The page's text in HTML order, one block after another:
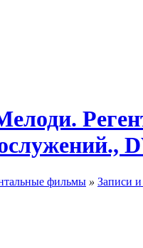
​.,
фильмы » Записи